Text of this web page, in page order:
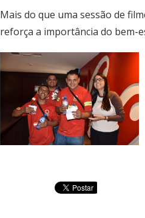
Mais do que uma sessão de
reforça a importância do bem-